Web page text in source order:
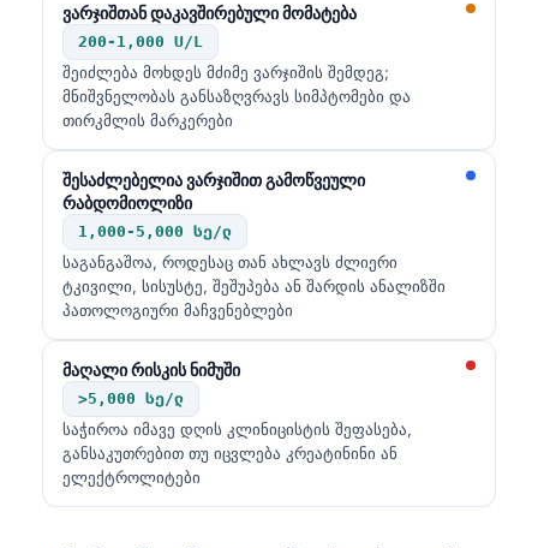
ვარჯიშთან დაკავშირებული მომატება
200-1,000 U/L
შეიძლება მოხდეს მძიმე ვარჯიშის შემდეგ;
მნიშვნელობას განსაზღვრავს სიმპტომები და
თირკმლის მარკერები
შესაძლებელია ვარჯიშით გამოწვეული
რაბდომიოლიზი
1,000-5,000 სე/ლ
საგანგაშოა, როდესაც თან ახლავს ძლიერი
ტკივილი, სისუსტე, შეშუპება ან შარდის ანალიზში
პათოლოგიური მაჩვენებლები
მაღალი რისკის ნიმუში
>5,000 სე/ლ
საჭიროა იმავე დღის კლინიცისტის შეფასება,
განსაკუთრებით თუ იცვლება კრეატინინი ან
ელექტროლიტები